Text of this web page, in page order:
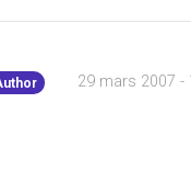
29 mars 2007 -